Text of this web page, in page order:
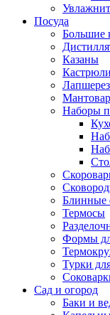
Посуда
Большие
Казаны
Кастрюли
Наборы
Блинные
Термосы
Формы
Турки
Сад и огород
Баки и